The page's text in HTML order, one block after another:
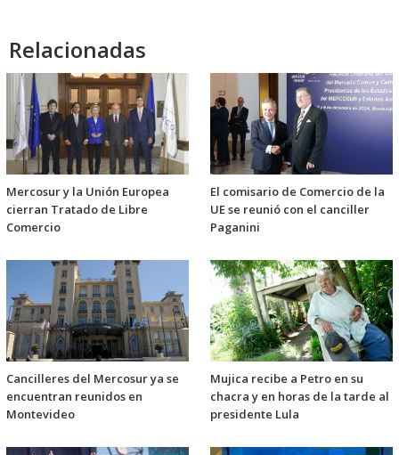
Relacionadas
Mercosur y la Unión Europea
cierran Tratado de Libre
Comercio
El comisario de Comercio de la
UE se reunió con el canciller
Paganini
Cancilleres del Mercosur ya se
encuentran reunidos en
Montevideo
Mujica recibe a Petro en su
chacra y en horas de la tarde al
presidente Lula